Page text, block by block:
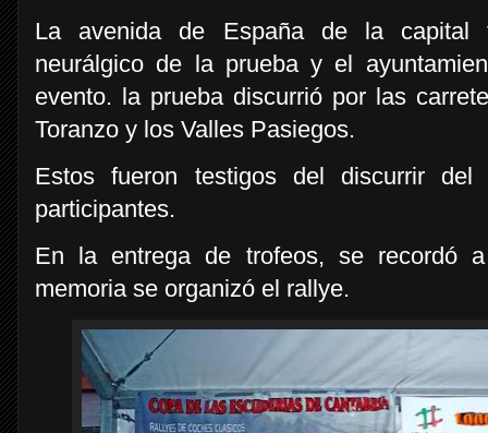
La avenida de España de la capital
neurálgico de la prueba y el
evento. la prueba discurrió por las
Toranzo y los Valles Pasiegos.
Estos fueron testigos del discurrir
participantes.
En la entrega de trofeos, se recordó
memoria se organizó el rallye.